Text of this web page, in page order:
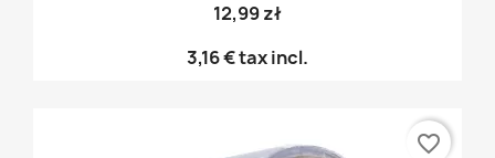
12,99 zł
3,16 €tax incl.
favorite_border